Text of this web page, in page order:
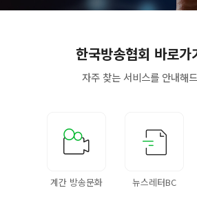
한국방송협회 바로가
자주 찾는 서비스를안내해
계간 방송문화 뉴스레터BC